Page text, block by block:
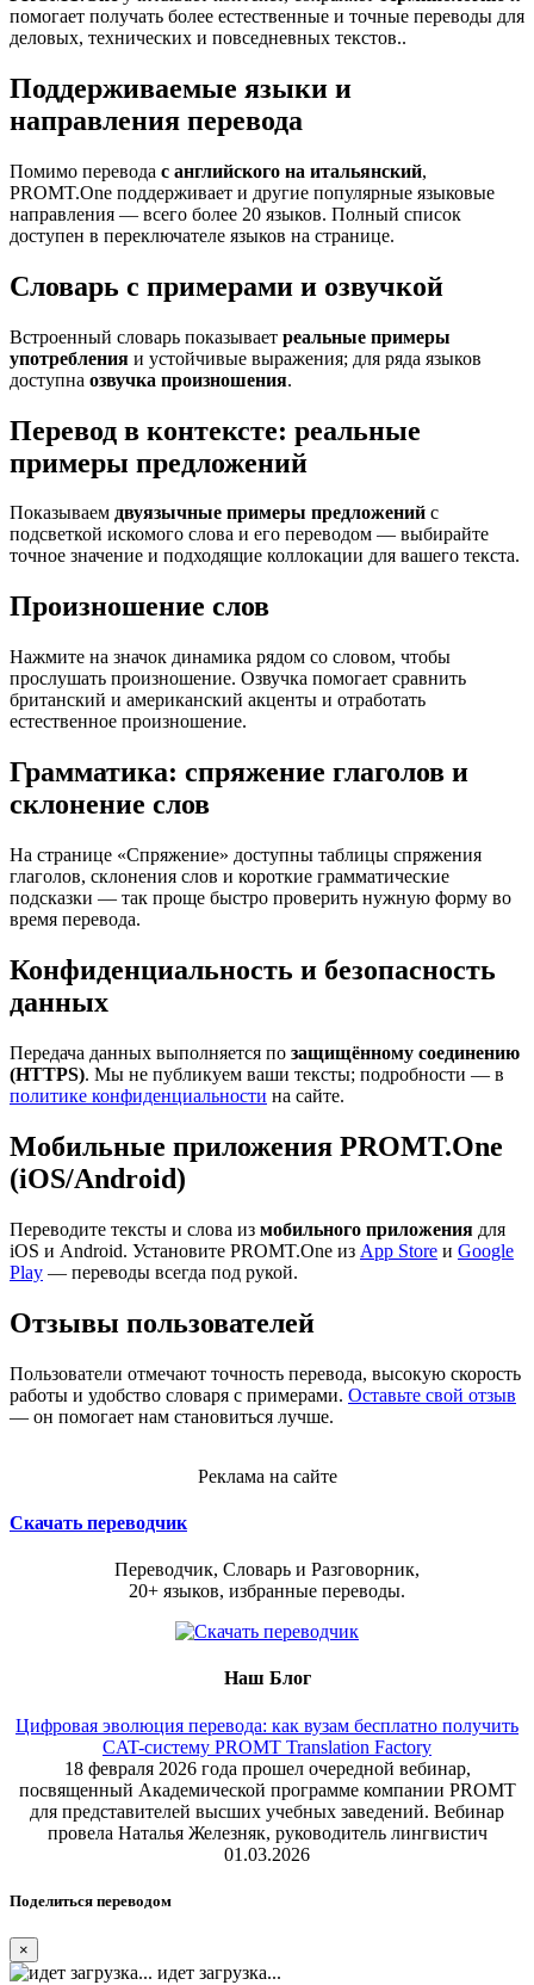
помогает получать более естественные и точные переводы для
деловых, технических и повседневных текстов..
Поддерживаемые языки и
направления перевода
Помимо перевода с английского на итальянский,
PROMT.One поддерживает и другие популярные языковые
направления — всего более 20 языков. Полный список
доступен в переключателе языков на странице.
Словарь с примерами и озвучкой
Встроенный словарь показывает реальные примеры
употребления и устойчивые выражения; для ряда языков
доступна озвучка произношения.
Перевод в контексте: реальные
примеры предложений
Показываем двуязычные примеры предложений с
подсветкой искомого слова и его переводом — выбирайте
точное значение и подходящие коллокации для вашего текста.
Произношение слов
Нажмите на значок динамика рядом со словом, чтобы
прослушать произношение. Озвучка помогает сравнить
британский и американский акценты и отработать
естественное произношение.
Грамматика: спряжение глаголов и
склонение слов
На странице «Спряжение» доступны таблицы спряжения
глаголов, склонения слов и короткие грамматические
подсказки — так проще быстро проверить нужную форму во
время перевода.
Конфиденциальность и безопасность
данных
Передача данных выполняется по защищённому соединению
(HTTPS). Мы не публикуем ваши тексты; подробности — в
политике конфиденциальности на сайте.
Мобильные приложения PROMT.One
(iOS/Android)
Переводите тексты и слова из мобильного приложения для
iOS и Android. Установите PROMT.One из App Store и Google
Play — переводы всегда под рукой.
Отзывы пользователей
Пользователи отмечают точность перевода, высокую скорость
работы и удобство словаря с примерами. Оставьте свой отзыв
— он помогает нам становиться лучше.
Реклама на сайте
Скачать переводчик
Переводчик, Словарь и Разговорник,
20+ языков, избранные переводы.
Наш Блог
Цифровая эволюция перевода: как вузам бесплатно получить
CAT-систему PROMT Translation Factory
18 февраля 2026 года прошел очередной вебинар,
посвященный Академической программе компании PROMT
для представителей высших учебных заведений. Вебинар
провела Наталья Железняк, руководитель лингвистич
01.03.2026
Поделиться переводом
×
идет загрузка...